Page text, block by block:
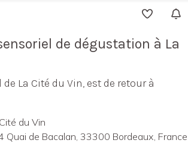
de dégustation à La
La Cité du Vin, est de retour à
du Vin
Quai de Bacalan, 33300 Bordeaux, France